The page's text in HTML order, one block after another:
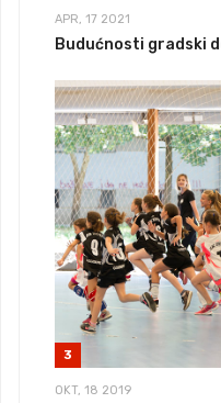
APR, 17 2021
Budućnosti gradski
3
OKT, 18 2019